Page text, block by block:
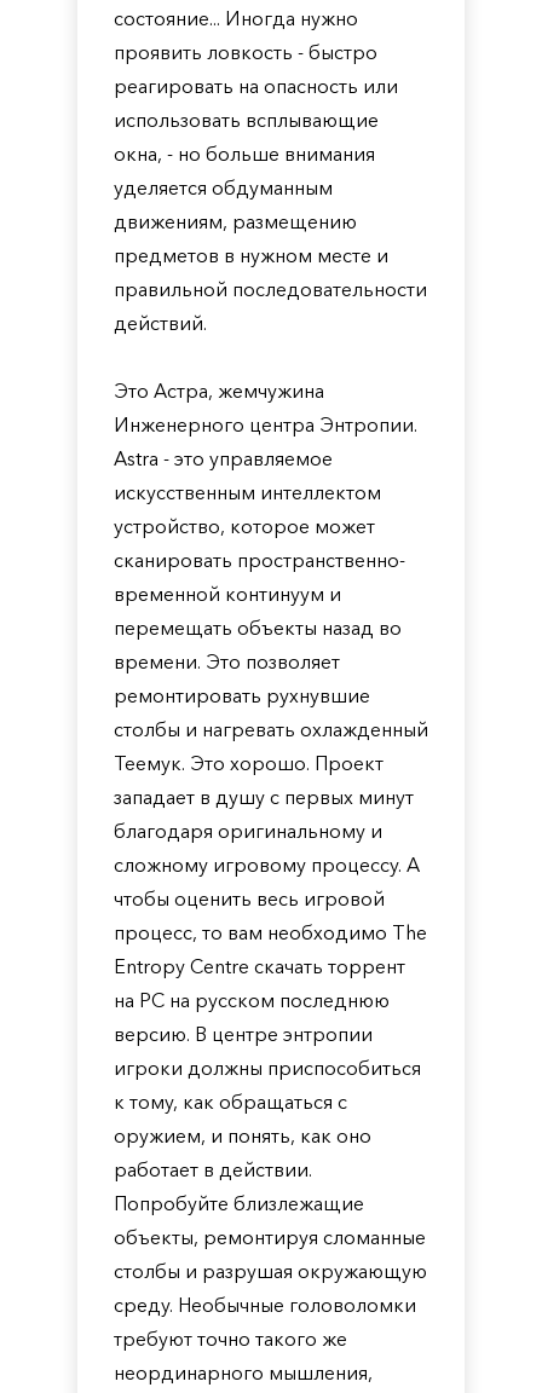
состояние... Иногда нужно
проявить ловкость - быстро
реагировать на опасность или
использовать всплывающие
окна, - но больше внимания
уделяется обдуманным
движениям, размещению
предметов в нужном месте и
правильной последовательности
действий.
Это Астра, жемчужина
Инженерного центра Энтропии.
Astra - это управляемое
искусственным интеллектом
устройство, которое может
сканировать пространственно-
временной континуум и
перемещать объекты назад во
времени. Это позволяет
ремонтировать рухнувшие
столбы и нагревать охлажденный
Теемук. Это хорошо. Проект
западает в душу с первых минут
благодаря оригинальному и
сложному игровому процессу. А
чтобы оценить весь игровой
процесс, то вам необходимо The
Entropy Centre скачать торрент
на PC на русском последнюю
версию. В центре энтропии
игроки должны приспособиться
к тому, как обращаться с
оружием, и понять, как оно
работает в действии.
Попробуйте близлежащие
объекты, ремонтируя сломанные
столбы и разрушая окружающую
среду. Необычные головоломки
требуют точно такого же
неординарного мышления,